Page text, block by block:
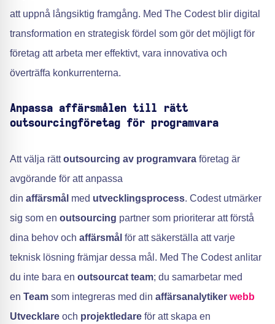
att uppnå långsiktig framgång. Med The Codest blir digital
transformation en strategisk fördel som gör det möjligt för
företag att arbeta mer effektivt, vara innovativa och
överträffa konkurrenterna.
Anpassa affärsmålen till rätt
outsourcingföretag för programvara
Att välja rättoutsourcing av programvara företag är
avgörande för att anpassa
din affärsmål med utvecklingsprocess. Codest utmärker
sig som en outsourcing partner som prioriterar att förstå
dina behov och affärsmål för att säkerställa att varje
teknisk lösning främjar dessa mål. Med The Codest anlitar
du inte bara en outsourcat team; du samarbetar med
en Team som integreras med din affärsanalytiker webb
Utvecklare och projektledare för att skapa en